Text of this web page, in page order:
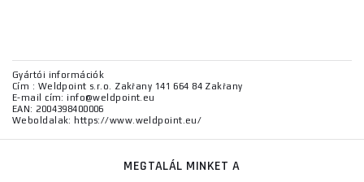
Gyártói információk
Cím : Weldpoint s.r.o. Zakřany 141 664 84 Zakřany
E-mail cím: info@weldpoint.eu
EAN: 2004398400006
Weboldalak: https://www.weldpoint.eu/
MEGTALÁL MINKET A